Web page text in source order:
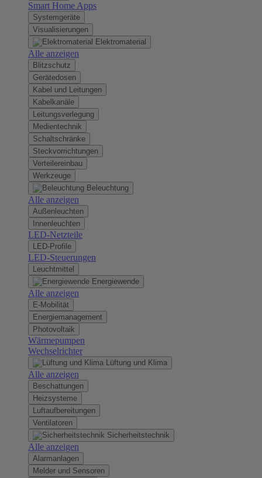
Smart Home Apps
Systemgeräte
Visualisierungen
Elektromaterial
Alle anzeigen
Blitzschutz
Gerätedosen
Kabel und Leitungen
Kabelkanäle
Leitungsverlegung
Medientechnik
Schaltschränke
Steckvorrichtungen
Verteilereinbau
Werkzeuge
Beleuchtung
Alle anzeigen
Außenleuchten
Innenleuchten
LED-Netzteile
LED-Profile
LED-Steuerungen
Leuchtmittel
Energiewende
Alle anzeigen
E-Mobilität
Energiemanagement
Photovoltaik
Wärmepumpen
Wechselrichter
Lüftung und Klima
Alle anzeigen
Beschattungen
Heizsysteme
Luftaufbereitungen
Ventilatoren
Sicherheitstechnik
Alle anzeigen
Alarmanlagen
Melder und Sensoren